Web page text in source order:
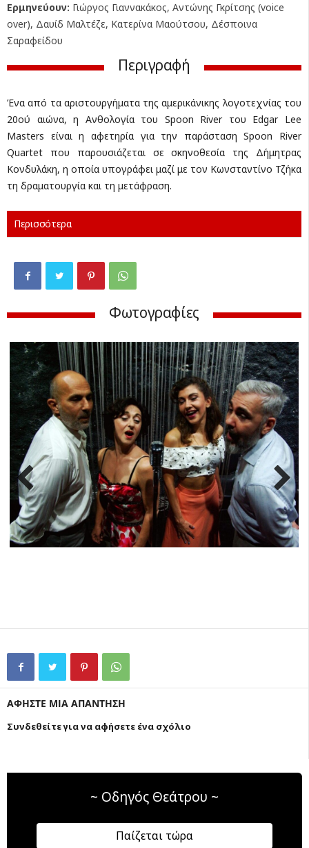
Ερμηνεύουν: Γιώργος Γιαννακάκος, Αντώνης Γκρίτσης (voice
over), Δαυίδ Μαλτέζε, Κατερίνα Μαούτσου, Δέσποινα
Σαραφείδου
Περιγραφή
Ένα από τα αριστουργήματα της αμερικάνικης λογοτεχνίας του
20ού αιώνα, η Ανθολογία του Spoon River του Edgar Lee
Masters είναι η αφετηρία για την παράσταση Spoon River
Quartet που παρουσιάζεται σε σκηνοθεσία της Δήμητρας
Κονδυλάκη, η οποία υπογράφει μαζί με τον Κωνσταντίνο Τζήκα
τη δραματουργία και τη μετάφραση.
Περισσότερα
Φωτογραφίες
Previ
ous
Next
ΑΦΗΣΤΕ ΜΙΑ ΑΠΑΝΤΗΣΗ
Συνδεθείτε για να αφήσετε ένα σχόλιο
~ Οδηγός Θεάτρου ~
Παίζεται τώρα